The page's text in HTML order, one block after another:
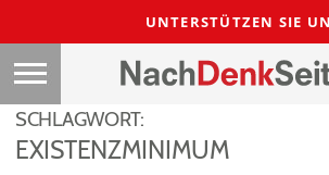
UNTERSTÜTZEN SIE
SCHLAGWORT:
EXISTENZMINIMUM